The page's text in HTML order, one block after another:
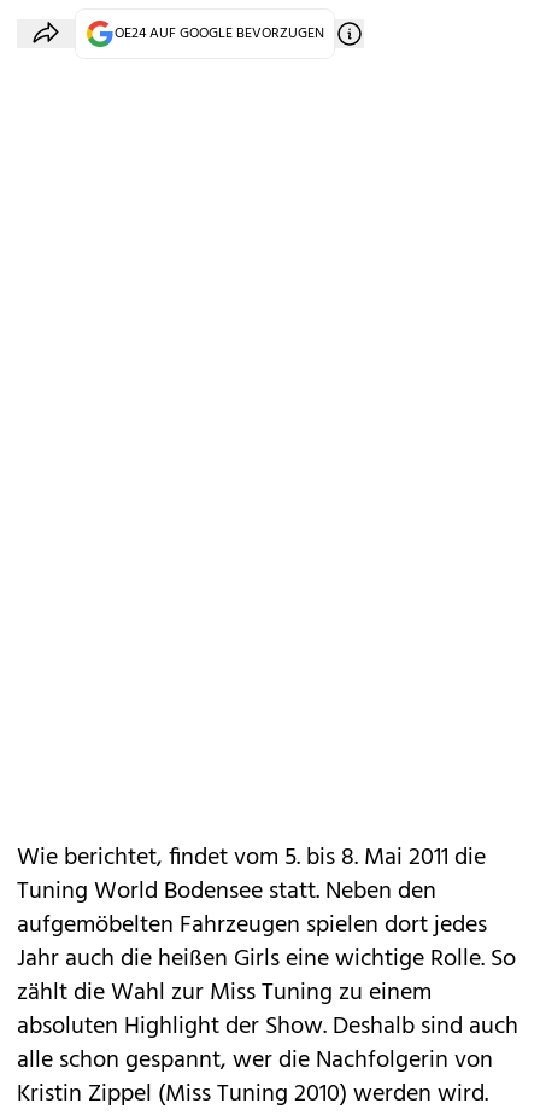
OE24 AUF GOOGLE BEVORZUGEN
Wie berichtet, findet vom 5. bis 8. Mai 2011 die
Tuning World Bodenseestatt. Neben den
aufgemöbelten Fahrzeugen spielen dort jedes
Jahr auch die heißen Girls eine wichtige Rolle. So
zählt die Wahl zur Miss Tuning zu einem
absoluten Highlight der Show. Deshalb sind auch
alle schon gespannt, wer die Nachfolgerin von
Kristin Zippel (Miss Tuning 2010) werden wird.